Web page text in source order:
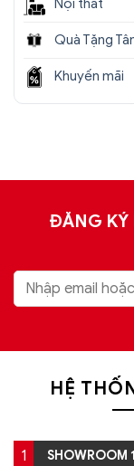
Nội thất
Quà Tặng
Khuyến mãi
ĐĂNG KÝ
HỆ
1 SHOWROOM 1